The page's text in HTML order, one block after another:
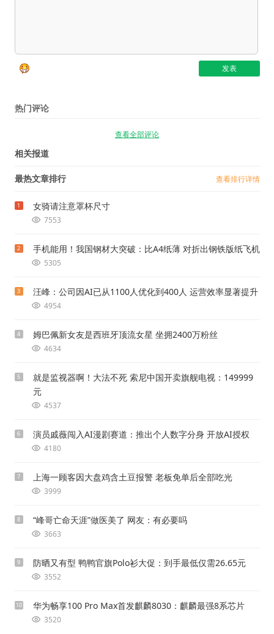
热门评论
查看全部评论
相关报道
最热文章排行 查看排行详情
1 女骑请注意罩杯尺寸
7553
2 手机能用！我国钢材大突破：比A4纸薄 对折出钢铁版纸飞机
5305
3 汪峰：公司因AI已从1100人优化到400人 运营效率显著提升
4954
4 姆巴佩新女友是西班牙顶流女星 坐拥2400万粉丝
4634
5
就是监视器啊！大法不死 索尼中国开卖旗舰电视：149999
元
4537
6 演员戚薇闯入AI漫剧赛道：推出个人数字分身 开放AI授权
4180
7 上海一顾客因大盘鸡含土豆报警 老板免单后全部吃光
3999
8 “峰哥亡命天涯”做医美了 网友：有必要吗
3663
9 防晒又有型 鸭鸭官旗Polo衫大促：到手最低仅需26.65元
3552
10 华为畅享100 Pro Max首发麒麟8030：麒麟最强8系芯片
3520